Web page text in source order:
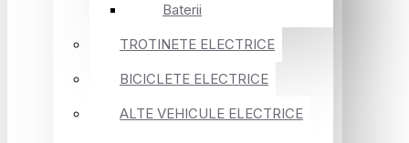
Baterii
TROTINETE ELECTRICE
BICICLETE ELECTRICE
ALTE VEHICULE ELECTRICE